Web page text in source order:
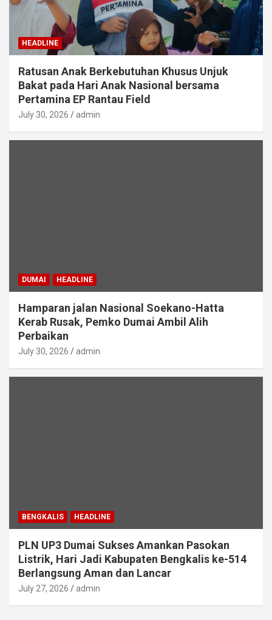
HEADLINE
Ratusan Anak Berkebutuhan Khusus Unjuk
Bakat pada Hari Anak Nasional bersama
Pertamina EP Rantau Field
July 30, 2026 admin
DUMAI HEADLINE
Hamparan jalan Nasional Soekano-Hatta
Kerab Rusak, Pemko Dumai Ambil Alih
Perbaikan
July 30, 2026 admin
BENGKALIS HEADLINE
PLN UP3 Dumai Sukses Amankan Pasokan
Listrik, Hari Jadi Kabupaten Bengkalis ke-514
Berlangsung Aman dan Lancar
July 27, 2026 admin